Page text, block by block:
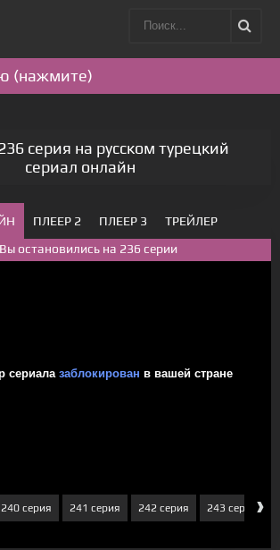
(нажмите)
серия на русском турецкий
сериал онлайн
ПЛЕЕР 2 ПЛЕЕР 3
ТРЕЙЛЕР
остановились на 236 серии
240 серия 241 серия 242 серия 243 серия ›